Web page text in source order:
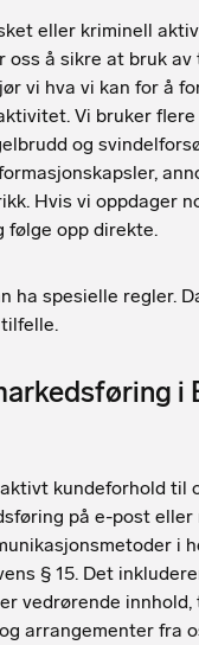
eller kriminell
oss å sikre at bruk
vi hva vi kan for å
Vi bruker
og
Hvis vi oppdager
følge opp direkte.
ha spesielle regler.
i
kundeforhold til
på e-post eller
i
§ 15. Det
vedrørende innhold,
arrangementer fra